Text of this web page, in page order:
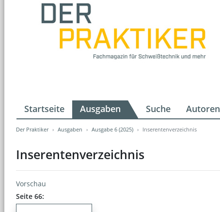
Startseite Ausgaben Suche Autoren
Der Praktiker Ausgaben Ausgabe 6 (2025) Inserentenverzeichnis
Inserentenverzeichnis
Vorschau
Seite 66: